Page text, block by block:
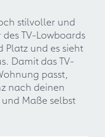
stilvoller und
TV-Lowboards
Platz und es sieht
Damit das TV-
passt,
nach deinen
Maße selbst